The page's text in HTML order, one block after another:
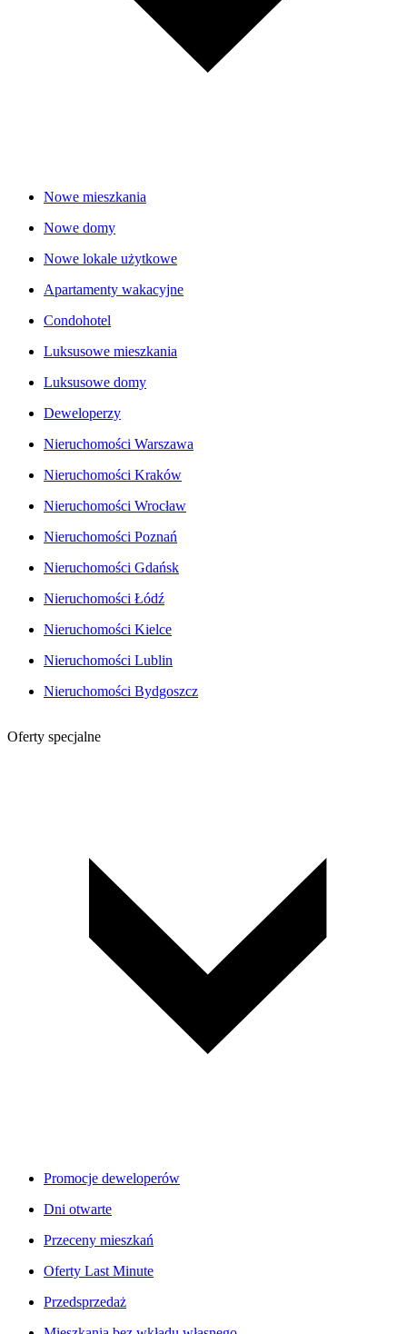
Nowe mieszkania
Nowe domy
Nowe lokale użytkowe
Apartamenty wakacyjne
Condohotel
Luksusowe mieszkania
Luksusowe domy
Deweloperzy
Nieruchomości Warszawa
Nieruchomości Kraków
Nieruchomości Wrocław
Nieruchomości Poznań
Nieruchomości Gdańsk
Nieruchomości Łódź
Nieruchomości Kielce
Nieruchomości Lublin
Nieruchomości Bydgoszcz
Oferty specjalne
Promocje deweloperów
Dni otwarte
Przeceny mieszkań
Oferty Last Minute
Przedsprzedaż